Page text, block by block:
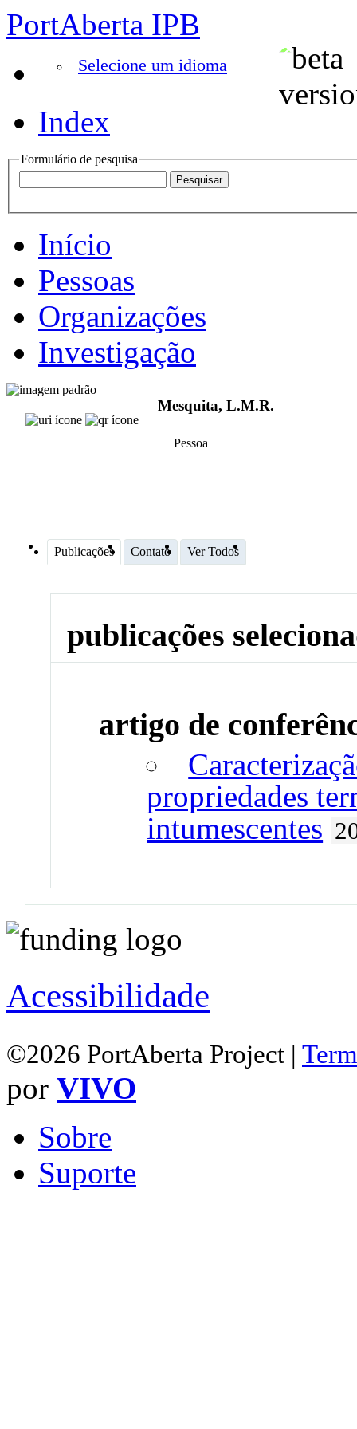
PortAberta IPB
Selecione um idioma
Index
Formulário de pesquisa
Início
Pessoas
Organizações
Investigação
Mesquita, L.M.R.
Pessoa
Publicações Contato Ver Todos
publicações
artigo de
propriedades
intumescentes
Acessibilidade
©2026 PortAberta Project |
por VIVO
Sobre
Suporte